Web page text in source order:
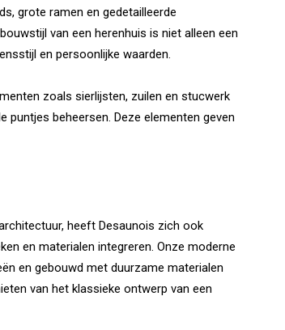
grote ramen en gedetailleerde
van een herenhuis is niet alleen een
en persoonlijke waarden.
zoals sierlijsten, zuilen en stucwerk
puntjes beheersen. Deze elementen geven
heeft Desaunois zich ook
en materialen integreren. Onze moderne
en gebouwd met duurzame materialen
van het klassieke ontwerp van een